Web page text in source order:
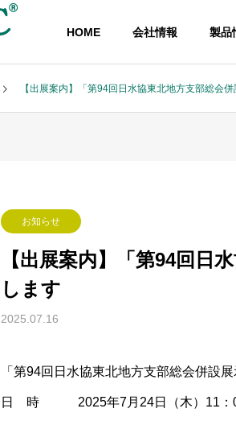
HOME 会社情報 製品
沿革
【出展案内】「第94回日水協東北地方支部総会
お知らせ
【出展案内】「第94回日
します
2025.07.16
「第94回日水協東北地方支
日 時 2025年7月24日（木）11：